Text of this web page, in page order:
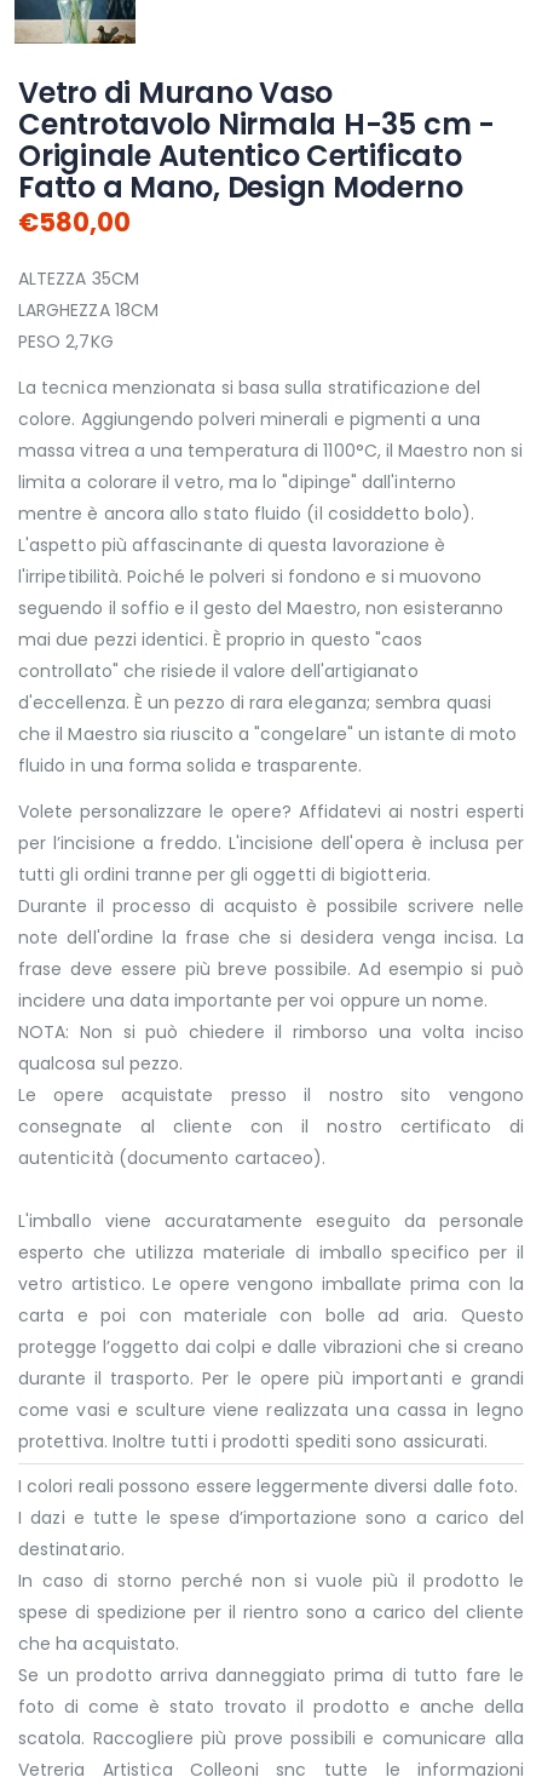
Vetro di Murano Vaso
Centrotavolo Nirmala H-35 cm -
Originale Autentico Certificato
Fatto a Mano, Design Moderno
€580,00
ALTEZZA 35CM
LARGHEZZA 18CM
PESO 2,7KG
La tecnica menzionata si basa sulla stratificazione del
colore. Aggiungendo polveri minerali e pigmenti a una
massa vitrea a una temperatura di 1100°C, il Maestro non si
limita a colorare il vetro, ma lo "dipinge" dall'interno
mentre è ancora allo stato fluido (il cosiddetto bolo).
L'aspetto più affascinante di questa lavorazione è
l'irripetibilità. Poiché le polveri si fondono e si muovono
seguendo il soffio e il gesto del Maestro, non esisteranno
mai due pezzi identici. È proprio in questo "caos
controllato" che risiede il valore dell'artigianato
d'eccellenza. È un pezzo di rara eleganza; sembra quasi
che il Maestro sia riuscito a "congelare" un istante di moto
fluido in una forma solida e trasparente.
Volete personalizzare le opere? Affidatevi ai nostri esperti
per l’incisione a freddo. L'incisione dell'opera è inclusa per
tutti gli ordini tranne per gli oggetti di bigiotteria.
Durante il processo di acquisto è possibile scrivere nelle
note dell'ordine la frase che si desidera venga incisa. La
frase deve essere più breve possibile. Ad esempio si può
incidere una data importante per voi oppure un nome.
NOTA: Non si può chiedere il rimborso una volta inciso
qualcosa sul pezzo.
Le opere acquistate presso il nostro sito vengono
consegnate al cliente con il nostro certificato di
autenticità (documento cartaceo).
L'imballo viene accuratamente eseguito da personale
esperto che utilizza materiale di imballo specifico per il
vetro artistico. Le opere vengono imballate prima con la
carta e poi con materiale con bolle ad aria. Questo
protegge l’oggetto dai colpi e dalle vibrazioni che si creano
durante il trasporto. Per le opere più importanti e grandi
come vasi e sculture viene realizzata una cassa in legno
protettiva. Inoltre tutti i prodotti spediti sono assicurati.
I colori reali possono essere leggermente diversi dalle foto.
I dazi e tutte le spese d’importazione sono a carico del
destinatario.
In caso di storno perché non si vuole più il prodotto le
spese di spedizione per il rientro sono a carico del cliente
che ha acquistato.
Se un prodotto arriva danneggiato prima di tutto fare le
foto di come è stato trovato il prodotto e anche della
scatola. Raccogliere più prove possibili e comunicare alla
Vetreria Artistica Colleoni snc tutte le informazioni